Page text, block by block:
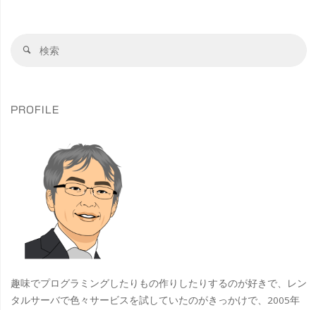
ペ
ジ
送
り
検
PROFILE
趣味でプログラミングしたりもの作りしたりするのが好きで、レン
タルサーバで色々サービスを試していたのがきっかけで、2005年